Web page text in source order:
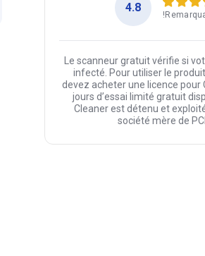
4.8
Le scanneur gratuit vérifie si
infecté. Pour utiliser le
devez acheter une licence pour
jours d’essai limité gratuit
Cleaner est détenu et
société mère de